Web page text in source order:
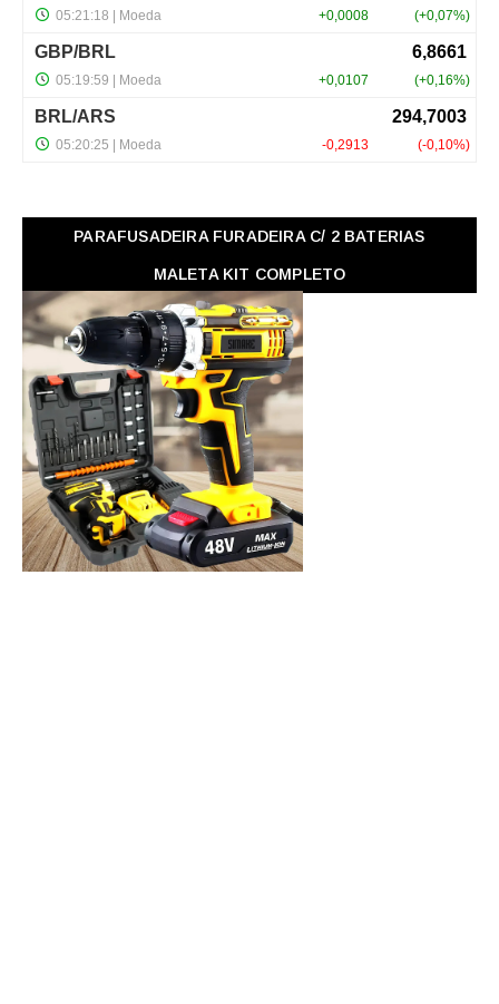
PARAFUSADEIRA FURADEIRA C/ 2 BATERIAS
MALETA KIT COMPLETO